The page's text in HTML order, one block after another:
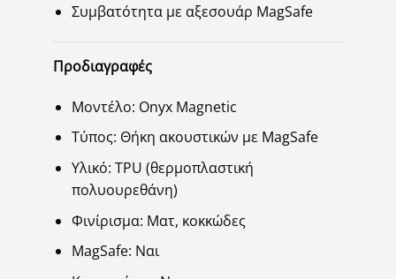
Συμβατότητα με αξεσουάρ MagSafe
Προδιαγραφές
Μοντέλο: Onyx Magnetic
Τύπος: Θήκη ακουστικών με MagSafe
Υλικό: TPU (θερμοπλαστική
πολυουρεθάνη)
Φινίρισμα: Ματ, κοκκώδες
MagSafe: Ναι